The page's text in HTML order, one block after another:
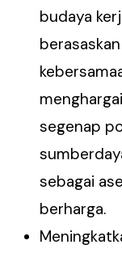
budaya
berasaskan
menghargai
segenap
sebagai
berharga.